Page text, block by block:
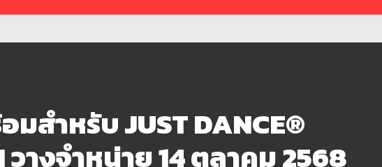
มสำหรับ JUST DANCE®
วางจำหน่าย 14 ตุลาคม 2568